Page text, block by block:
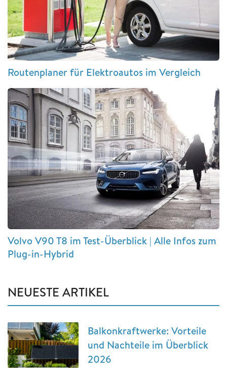
Routenplaner für Elektroautos im Vergleich
Volvo V90 T8 im Test-Überblick | Alle Infos zum
Plug-in-Hybrid
NEUESTE ARTIKEL
Balkonkraftwerke: Vorteile
und Nachteile im Überblick
2026